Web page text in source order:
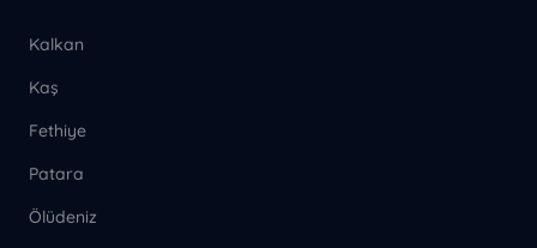
Kalkan
Kaş
Fethiye
Patara
Ölüdeniz